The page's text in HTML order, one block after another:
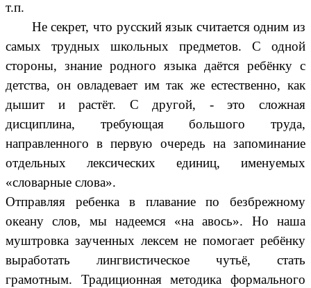
т.п.
Не секрет, что русский язык считается одним из
самых трудных школьных предметов. С одной
стороны, знание родного языка даётся ребёнку с
детства, он овладевает им так же естественно, как
дышит и растёт. С другой, - это сложная
дисциплина, требующая большого труда,
направленного в первую очередь на запоминание
отдельных лексических единиц, именуемых
«словарные слова».
Отправляя ребенка в плавание по безбрежному
океану слов, мы надеемся «на авось». Но наша
муштровка заученных лексем не помогает ребёнку
выработать лингвистическое чутьё, стать
грамотным. Традиционная методика формального